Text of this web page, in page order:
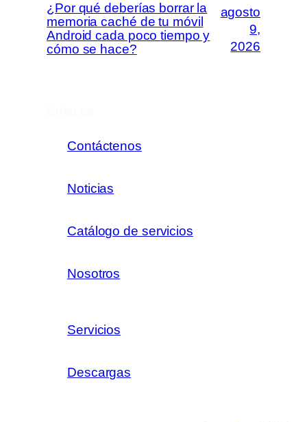
¿Por qué deberías borrar la
memoria caché de tu móvil
Android cada poco tiempo y
cómo se hace?
agosto
9,
2026
Contáctenos
Noticias
Catálogo de servicios
Nosotros
Servicios
Descargas